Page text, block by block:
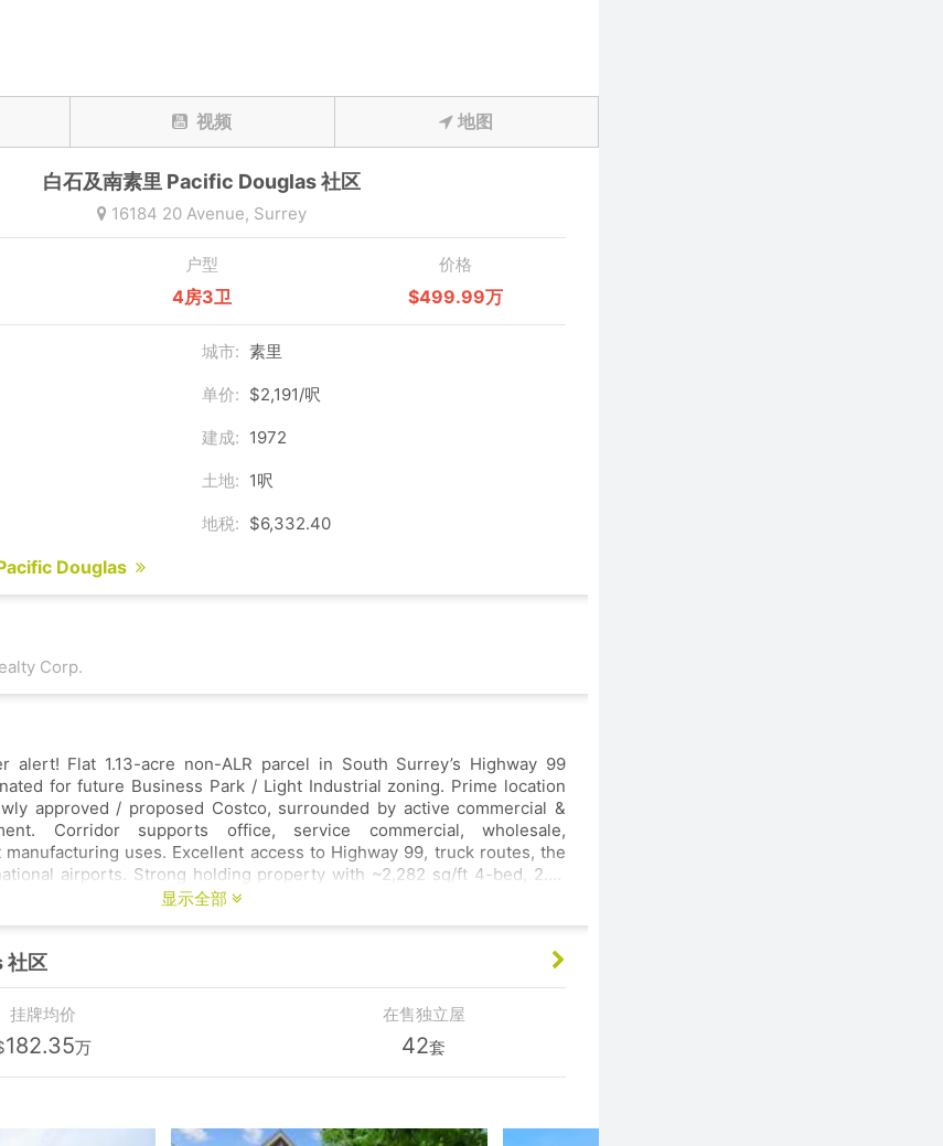
视频 地图
白石及南素里 Pacific Douglas社区
16184 20 Avenue, Surrey
户型
4房3卫
价格
$499.99万
城市: 素里
单价: $2,191/呎
建成: 1972
土地: 1呎
地税: $6,332.40
Douglas
Corp.
alert! Flat 1.13-acre non-ALR parcel in South Surrey’s Highway 99
for future Business Park / Light Industrial zoning. Prime location
approved / proposed Costco, surrounded by active commercial &
Corridor supports office, service commercial, wholesale,
uses. Excellent access to Highway 99, truck routes, the
airports. Strong holding property with ~2,282 sq/ft 4-bed, 2.5-
ft heated 3-bay shop & 686 sq/ft heated Quonset. Great infrastructure
显示全部
区
挂牌均价
182.35万
在售独立屋
42套